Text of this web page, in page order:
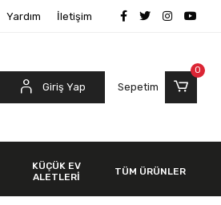
Yardım İletişim
Giriş Yap Sepetim
0
KÜÇÜK EV
ALETLERİ
TÜM ÜRÜNLER